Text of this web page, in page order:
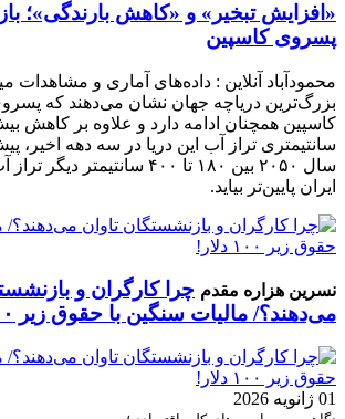
«افزایش تبخیر» و «کاهش بارندگی»؛
پسروی کاسپین
محمودآباد آنلاین : داده‌های آماری و مشاهدات
بزرگ‌ترین دریاچه جهان نشان می‌دهند که
سانتیمتری تراز آب این دریا در سه دهه اخیر،
سال ۲۰۵۰ بین ۱۸۰ تا ۴۰۰
ایران پایین‌تر بیاید.
نسرین هزاره مقدم چرا کارگران و
می‌دهند؟/ مالیات سنگین با حقوق زیر ۱۰۰ دلار!
01 ژانویه 2026